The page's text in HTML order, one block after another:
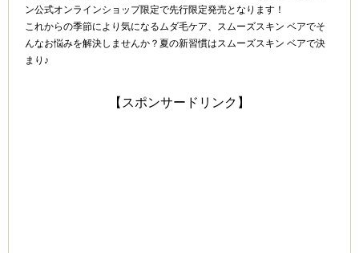
ン公式オンラインショップ限定で先行限定発売となります！
これからの季節により気になるムダ毛ケア、スムーズスキン ベアでそ
んなお悩みを解決しませんか？夏の新習慣はスムーズスキン ベアで決
まり♪
【スポンサードリンク】